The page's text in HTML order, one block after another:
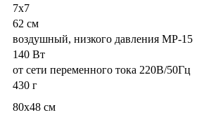
7х7
62 см
воздушный, низкого давления MP-15
140 Вт
от сети переменного тока 220В/50Гц
430 г
80х48 см